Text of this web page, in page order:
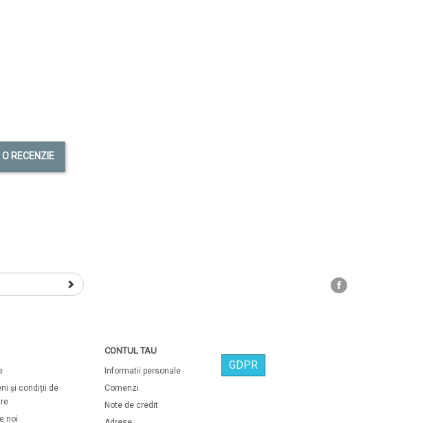
RECENZIE
Facebook
și condiții de
noi
CONTUL TAU
Informatii personale
Comenzi
Note de credit
GDPR